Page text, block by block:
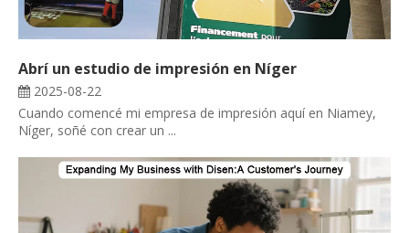
Abrí un estudio de impresión en Níger
2025-08-22
Cuando comencé mi empresa de impresión aquí en Niamey,
Níger, soñé con crear un ...